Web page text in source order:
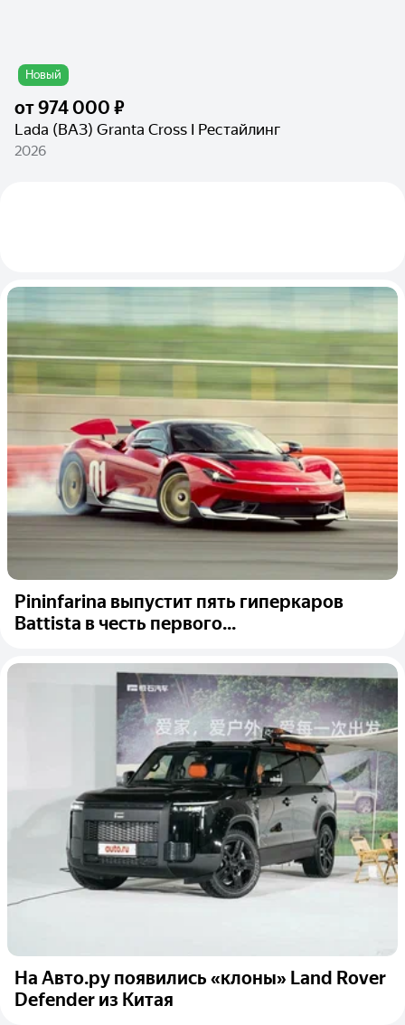
Новый
от974 000 ₽
Lada (ВАЗ) Granta Cross I Рестайлинг
2026
Pininfarina выпустит пять гиперкаров
Battista в честь первого...
На Авто.ру появились «клоны» Land Rover
Defender из Китая